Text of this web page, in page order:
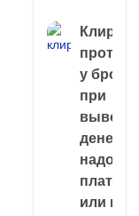
Клиринг
у
при
выводе
денег,
надо
платить
или